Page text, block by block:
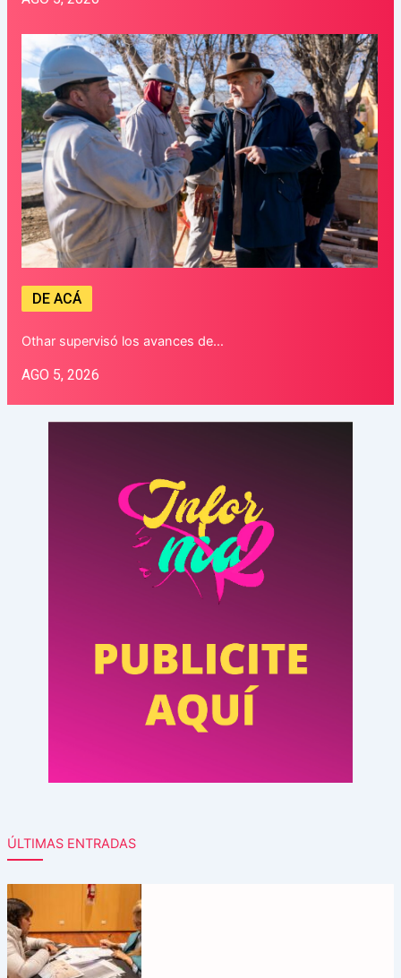
DE ACÁ
Othar supervisó los avances de…
AGO 5, 2026
ÚLTIMAS ENTRADAS